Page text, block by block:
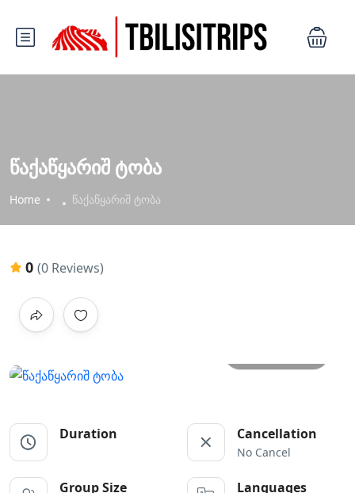
წაქაწყარიშ ტობა
Home წაქაწყარიშ ტობა
0 (0 Reviews)
Duration Cancellation
No Cancel
Group Size Languages